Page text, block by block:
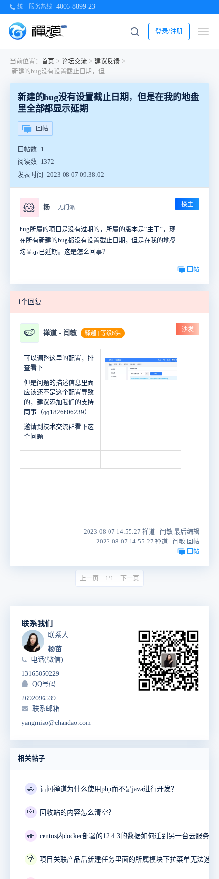
统一服务热线 4006-8899-23
登录/注册
当前位置： 首页 > 论坛交流 > 建议反馈 >
新建的bug没有设置截止日期，但是在我的地盘里全部都显示延期
新建的bug没有设置截止日期，但是在我的地盘
里全部都显示延期
回帖
回帖数 1
阅读数 1372
发表时间
2023-08-07 09:38:02
🐹 杨 无门派 楼主
bug所属的项目是没有过期的，所属的版本是“主干”，现
在所有新建的bug都没有设置截止日期，但是在我的地盘
均显示已延期。这是怎么回事？
回帖
1个回复
🍉 禅道 - 闫敏 释迦 | 等级6佛
沙发
可以调整这里的配置，排
查看下
但是问题的描述信息里面
应该还不是这个配置导致
的，建议添加我们的支持
同事（qq1826606239）
邀请到技术交流群看下这
个问题
2023-08-07 14:55:27 禅道 - 闫敏 最后编辑
2023-08-07 14:55:27 禅道 - 闫敏 回帖
回帖
上一页 1/1 下一页
联系我们
联系人
杨苗
电话(微信)
13165050229
QQ号码
2692096539
联系邮箱
yangmiao@chandao.com
相关帖子
🚗 请问禅道为什么使用php而不是java进行开发？
🐹 回收站的内容怎么清空？
🍣
🌴 项目关联产品后新建任务里面的所属模块下拉菜单无法选择